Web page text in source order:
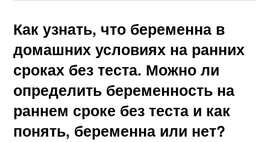
Как узнать, что беременна в
домашних условиях на ранних
сроках без теста. Можно ли
определить беременность на
раннем сроке без теста и как
понять, беременна или нет?